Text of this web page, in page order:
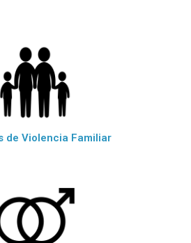
de Violencia Familiar